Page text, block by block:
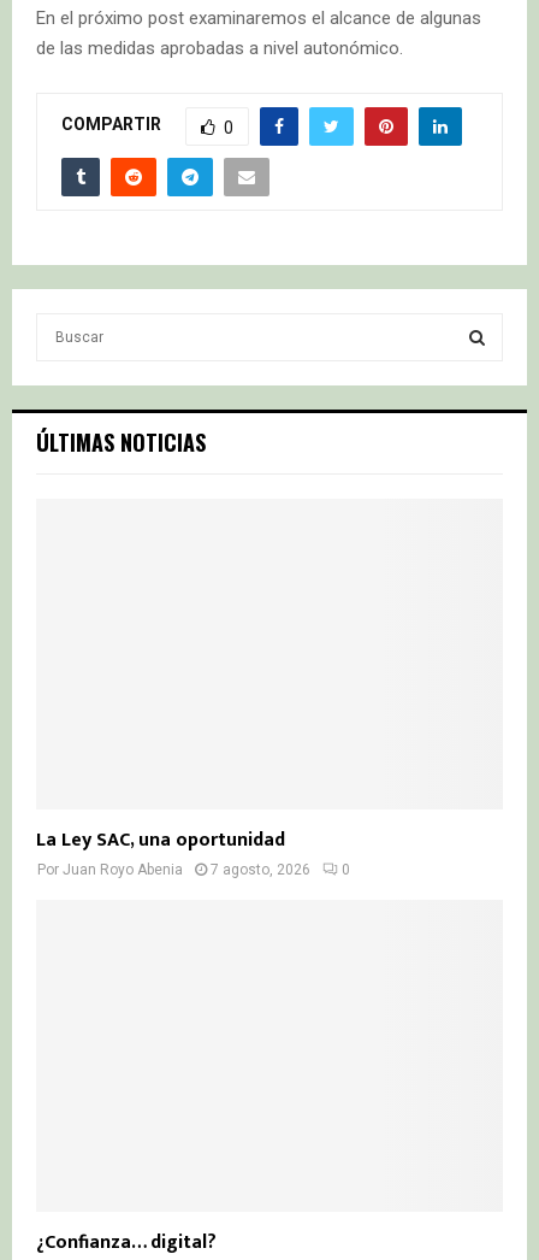
En el próximo post examinaremos el alcance de algunas
de las medidas aprobadas a nivel autonómico.
COMPARTIR 0
c
h
S
ÚLTIMAS NOTICIAS
La Ley SAC, una oportunidad
Por Juan Royo Abenia 7 agosto, 2026 0
¿Confianza… digital?